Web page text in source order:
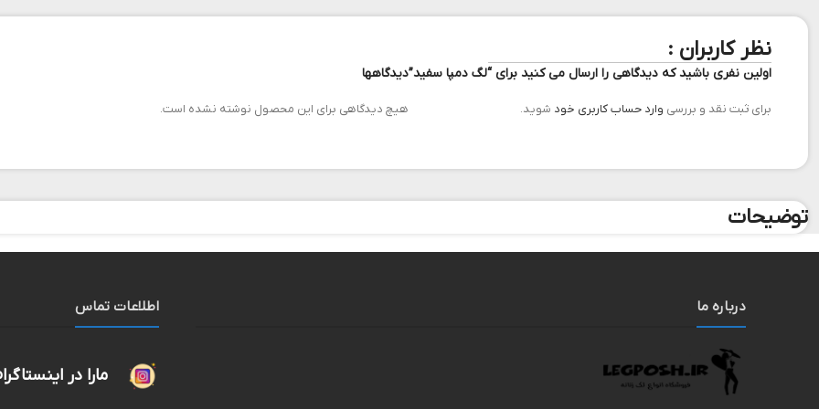
نظر کاربران :
دیدگاهها
هیچ دیدگاهی برای این محصول نوشته نشده است.
اولین نفری باشید که دیدگاهی را ارسال می کنید برای “لگ دمپا سفید”
برای ثبت نقد و بررسی وارد حساب کاربری خود شوید.
توضیحات
درباره ما اطلاعات تماس
مارا در